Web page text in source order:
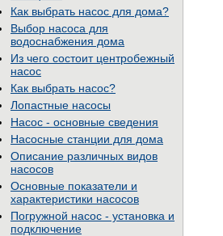
Как выбрать насос для дома?
Выбор насоса для
водоснабжения дома
Из чего состоит центробежный
насос
Как выбрать насос?
Лопастные насосы
Насос - основные сведения
Насосные станции для дома
Описание различных видов
насосов
Основные показатели и
характеристики насосов
Погружной насос - установка и
подключение